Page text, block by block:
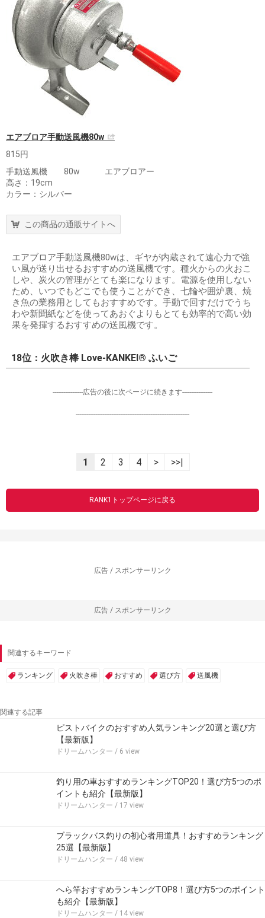
エアブロア手動送風機80w
815円
手動送風機 80w エアブロアー
高さ：19cm
カラー：シルバー
この商品の通販サイトへ
エアブロア手動送風機80wは、ギヤが内蔵されて遠心力で強
い風が送り出せるおすすめの送風機です。種火からの火おこ
しや、炭火の管理がとても楽になります。電源を使用しない
ため、いつでもどこでも使うことができ、七輪や囲炉裏、焼
き魚の業務用としてもおすすめです。手動で回すだけでうち
わや新聞紙などを使ってあおぐよりもとても効率的で高い効
果を発揮するおすすめの送風機です。
18位：火吹き棒 Love-KANKEI® ふいご
-----------------広告の後に次ページに続きます-----------------
----------------------------------------------------------------
1 2 3 4 > >>|
RANK1トップページに戻る
広告 / スポンサーリンク
広告 / スポンサーリンク
関連するキーワード
ランキング 火吹き棒 おすすめ 選び方 送風機
関連する記事
ピストバイクのおすすめ人気ランキング20選と選び方
【最新版】
ドリームハンター / 6 view
釣り用の車おすすめランキングTOP20！選び方5つのポ
イントも紹介【最新版】
ドリームハンター / 17 view
ブラックバス釣りの初心者用道具！おすすめランキング
25選【最新版】
ドリームハンター / 48 view
へら竿おすすめランキングTOP8！選び方5つのポイント
も紹介【最新版】
ドリームハンター / 14 view